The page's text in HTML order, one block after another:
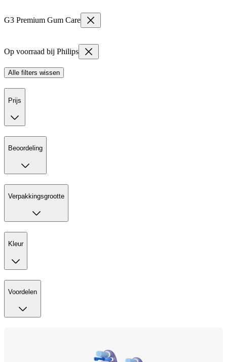
G3 Premium Gum Care
Op voorraad bij Philips
Alle filters wissen
Prijs
Beoordeling
Verpakkingsgrootte
Kleur
Voordelen